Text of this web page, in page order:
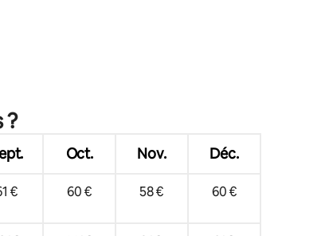
?
Oct. Nov. Déc.
€ 60 € 58 € 60 €